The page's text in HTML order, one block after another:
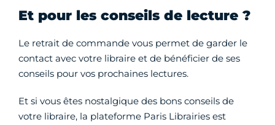
Et pour les conseils de lecture ?
Le retrait de commande vous permet de garder le
contact avec votre libraire et de bénéficier de ses
conseils pour vos prochaines lectures.
Et si vous êtes nostalgique des bons conseils de
votre libraire, la plateforme Paris Librairies est